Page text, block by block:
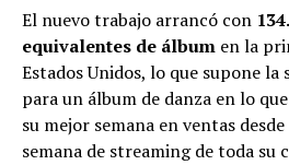
El nuevo trabajo arrancó con
equivalentes de álbum en la
Estados Unidos, lo que supone la
para un álbum de danza en lo
su mejor semana en ventas
semana de streaming de toda su